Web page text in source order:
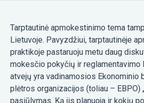
Tarptautinė apmokestinimo tema
Lietuvoje. Pavyzdžiui, tarptautinėje
praktikoje pastaruoju metu daug
mokesčio pokyčių ir reglamentavimo
atvejų yra vadinamosios Ekonominio
plėtros organizacijos (toliau – EBPO)
pasiūlymas. Ką jis planuoja ir kokių